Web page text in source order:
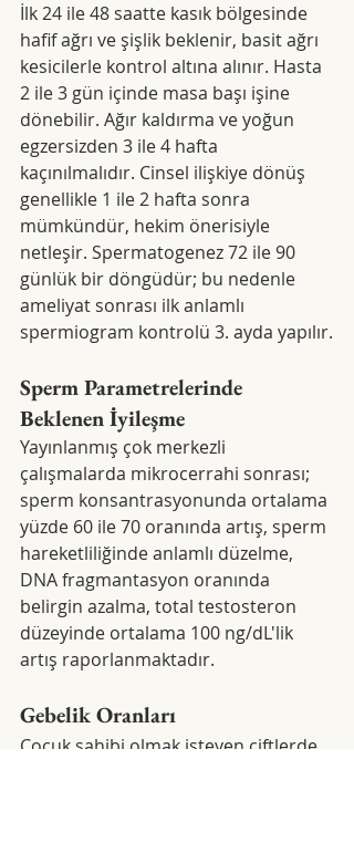
İlk 24 ile 48 saatte kasık bölgesinde
hafif ağrı ve şişlik beklenir, basit ağrı
kesicilerle kontrol altına alınır. Hasta
2 ile 3 gün içinde masa başı işine
dönebilir. Ağır kaldırma ve yoğun
egzersizden 3 ile 4 hafta
kaçınılmalıdır. Cinsel ilişkiye dönüş
genellikle 1 ile 2 hafta sonra
mümkündür, hekim önerisiyle
netleşir. Spermatogenez 72 ile 90
günlük bir döngüdür; bu nedenle
ameliyat sonrası ilk anlamlı
spermiogram kontrolü 3. ayda yapılır.
Sperm Parametrelerinde
Beklenen İyileşme
Yayınlanmış çok merkezli
çalışmalarda mikrocerrahi sonrası;
sperm konsantrasyonunda ortalama
yüzde 60 ile 70 oranında artış, sperm
hareketliliğinde anlamlı düzelme,
DNA fragmantasyon oranında
belirgin azalma, total testosteron
düzeyinde ortalama 100 ng/dL'lik
artış raporlanmaktadır.
Gebelik Oranları
Çocuk sahibi olmak isteyen çiftlerde,